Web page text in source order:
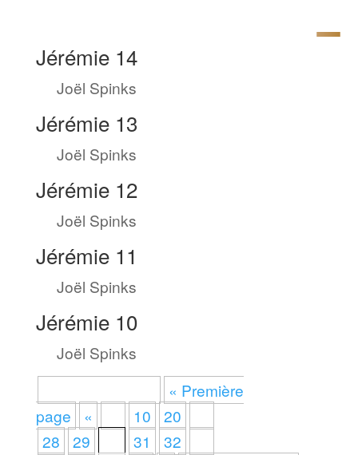
Jérémie 14
Joël Spinks
Jérémie 13
Joël Spinks
Jérémie 12
Joël Spinks
Jérémie 11
Joël Spinks
Jérémie 10
Joël Spinks
« Première
page
« 10 20
28
29 31 32